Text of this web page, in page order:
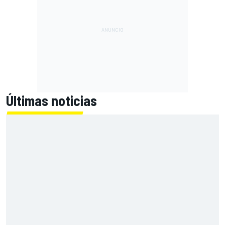
Últimas noticias